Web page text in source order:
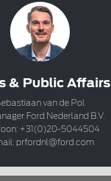
& Public Affairs
van de Pol
Ford Nederland B.V.
+31(0)20-5044504
prfordnl@ford.com